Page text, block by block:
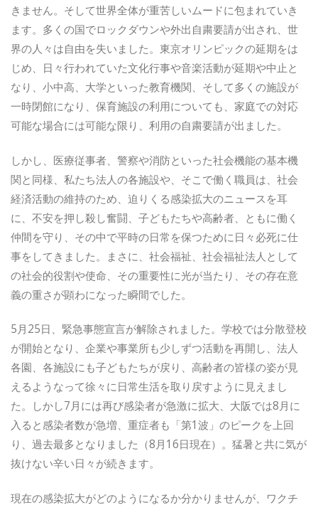
きません。そして世界全体が重苦しいムードに包まれていき
ます。多くの国でロックダウンや外出自粛要請が出され、世
界の人々は自由を失いました。東京オリンピックの延期をは
じめ、日々行われていた文化行事や音楽活動が延期や中止と
なり、小中高、大学といった教育機関、そして多くの施設が
一時閉館になり、保育施設の利用についても、家庭での対応
可能な場合には可能な限り、利用の自粛要請が出ました。
しかし、医療従事者、警察や消防といった社会機能の基本機
関と同様、私たち法人の各施設や、そこで働く職員は、社会
経済活動の維持のため、迫りくる感染拡大のニュースを耳
に、不安を押し殺し奮闘、子どもたちや高齢者、ともに働く
仲間を守り、その中で平時の日常を保つために日々必死に仕
事をしてきました。まさに、社会福祉、社会福祉法人として
の社会的役割や使命、その重要性に光が当たり、その存在意
義の重さが顕わになった瞬間でした。
5月25日、緊急事態宣言が解除されました。学校では分散登校
が開始となり、企業や事業所も少しずつ活動を再開し、法人
各園、各施設にも子どもたちが戻り、高齢者の皆様の姿が見
えるようなって徐々に日常生活を取り戻すように見えまし
た。しかし7月には再び感染者が急激に拡大、大阪では8月に
入ると感染者数が急増、重症者も「第1波」のピークを上回
り、過去最多となりました（8月16日現在）。猛暑と共に気が
抜けない辛い日々が続きます。
現在の感染拡大がどのようになるか分かりませんが、ワクチ